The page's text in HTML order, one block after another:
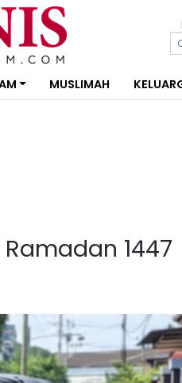
MUSLIMAH
1447